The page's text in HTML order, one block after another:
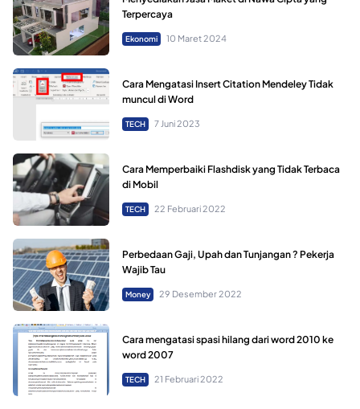
Terpercaya
Ekonomi 10 Maret 2024
Cara Mengatasi Insert Citation Mendeley Tidak
muncul di Word
TECH 7 Juni 2023
Cara Memperbaiki Flashdisk yang Tidak Terbaca
di Mobil
TECH 22 Februari 2022
Perbedaan Gaji, Upah dan Tunjangan ? Pekerja
Wajib Tau
Money 29 Desember 2022
Cara mengatasi spasi hilang dari word 2010 ke
word 2007
TECH 21 Februari 2022